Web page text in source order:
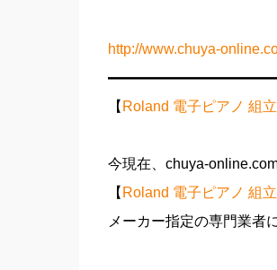
http://www.chuya-
【 Roland 電子ピアノ 組
今現在、chuya-
【 Roland 電子ピアノ 組
メーカー指定の専門業者